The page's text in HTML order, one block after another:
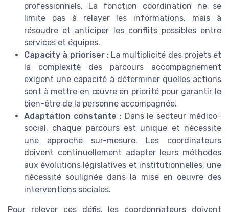
professionnels. La fonction coordination ne se
limite pas à relayer les informations, mais à
résoudre et anticiper les conflits possibles entre
services et équipes.
Capacity à prioriser :La multiplicité des projets et
la complexité des parcours accompagnement
exigent une capacité à déterminer quelles actions
sont à mettre en œuvre en priorité pour garantir le
bien-être de la personne accompagnée.
Adaptation constante :Dans le secteur médico-
social, chaque parcours est unique et nécessite
une approche sur-mesure. Les coordinateurs
doivent continuellement adapter leurs méthodes
aux évolutions législatives et institutionnelles, une
nécessité soulignée dans la mise en oeuvre des
interventions sociales.
Pour relever ces défis, les coordonnateurs doivent